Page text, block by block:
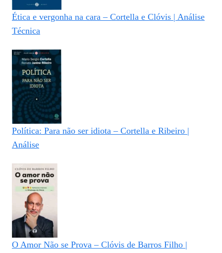
Ética e vergonha na cara – Cortella e Clóvis | Análise
Técnica
Política: Para não ser idiota – Cortella e Ribeiro |
Análise
O Amor Não se Prova – Clóvis de Barros Filho |